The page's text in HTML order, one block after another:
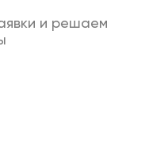
и решаем